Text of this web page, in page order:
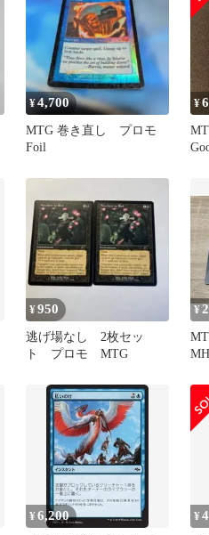
¥4,700
MTG 巻き直し プロモ
Foil
¥
¥950
逃げ場なし 2枚セッ
ト プロモ MTG
¥
¥6,200 ¥